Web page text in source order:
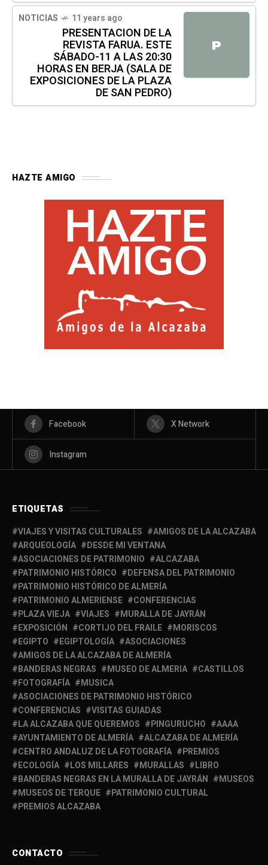
P
NOTICIAS 11 years ago
PRESENTACION DE LA
REVISTA FARUA. ESTE
SÁBADO-11 A LAS 20:30
HORAS EN BERJA (SALA DE
EXPOSICIONES DE LA PLAZA
DE SAN PEDRO)
HAZTE AMIGO
Facebook X Network
Instagram
ETIQUETAS
VIAJES Y VISITAS CULTURALES
AMIGOS DE LA ALCAZABA
ARQUEOLOGÍA
DESDE MI VENTANA
ASOCIACIONES DE PATRIMONIO
ALCAZABA
PATRIMONIO HISTÓRICO
DEFENSA DEL PATRIMONIO
PATRIMONIO HISTÓRICO DE ALMERÍA
PATRIMONIO ALMERIENSE
CONFERENCIAS
PLAZA VIEJA
VIAJES
MURALLA DE JAYRÁN
EXPOSICIÓN
CORTIJO DEL FRAILE
MORISCOS
EGIPTO
EGIPTOLOGÍA
ASOCIACIONES
AMIGOS DE LA ALCAZABA DE ALMERÍA
BANDERAS NEGRAS
MUSEO DE ALMERIA
CASTILLOS
FOTOGRAFÍA
MUSICA
ASOCIACIONES DE PATRIMONIO HISTÓRICO
CONFERENCIAS
VISITAS GUIADAS
LA ALCAZABA QUE QUEREMOS
PINGURUCHO
AAAA
AYUNTAMIENTO DE ALMERÍA
ALCAZABA DE ALMERÍA
CENTRO ANDALUZ DE LA FOTOGRAFÍA
PREMIOS
ECOLOGÍA
LOS MILLARES MURALLAS
LIBRO
BANDERAS NEGRAS EN LA MURALLA DE JAYRÁN
MUSEOS
MUSEOS DE TERQUE
PATRIMONIO CULTURAL
PREMIOS ALCAZABA
CONTACTO